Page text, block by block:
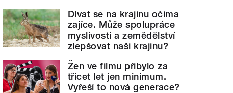
Dívat se na krajinu očima
zajíce. Může spolupráce
myslivosti a zemědělství
zlepšovat naši krajinu?
Žen ve filmu přibylo za
třicet let jen minimum.
Vyřeší to nová generace?